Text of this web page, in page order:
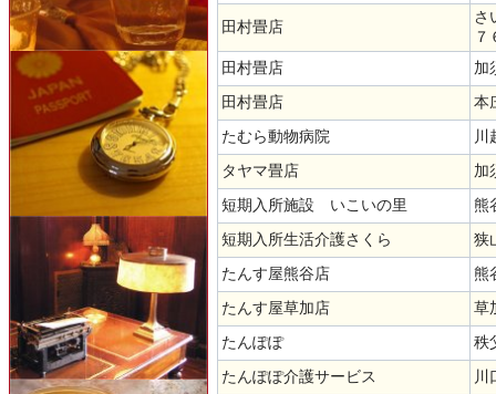
田村畳店
さ
７
田村畳店
加
田村畳店 本
たむら動物病院 川
タヤマ畳店 加
短期入所施設 いこいの里 熊
短期入所生活介護さくら 狭
たんす屋熊谷店 熊
たんす屋草加店 草
たんぽぽ 秩
たんぽぽ介護サービス
川